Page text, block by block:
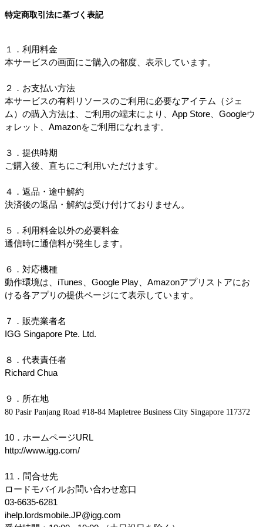
特定商取引法に基づく表記
１．利用料金
本サービスの画面にご購入の都度、表示しています。
２．お支払い方法
本サービスの有料リソースのご利用に必要なアイテム（ジェ
ム）の購入方法は、ご利用の端末により、App Store、Googleウ
ォレット、Amazonをご利用になれます。
３．提供時期
ご購入後、直ちにご利用いただけます。
４．返品・途中解約
決済後の返品・解約は受け付けておりません。
５．利用料金以外の必要料金
通信時に通信料が発生します。
６．対応機種
動作環境は、iTunes、Google Play、Amazonアプリストアにお
ける各アプリの提供ページにて表示しています。
７．販売業者名
IGG Singapore Pte. Ltd.
８．代表責任者
Richard Chua
９．所在地
80 Pasir Panjang Road #18-84 Mapletree Business City Singapore 117372
10．ホームページURL
http://www.igg.com/
11．問合せ先
ロードモバイルお問い合わせ窓口
03-6635-6281
ihelp.lordsmobile.JP@igg.com